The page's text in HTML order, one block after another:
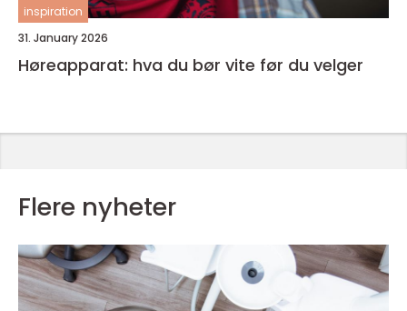
inspiration
31. January 2026
Høreapparat: hva du bør vite før du velger
Flere nyheter